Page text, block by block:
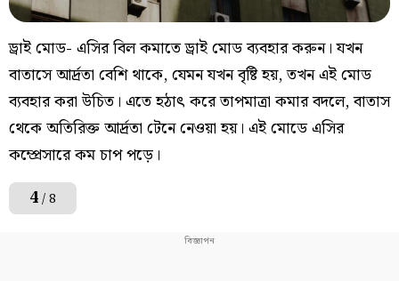
ড্রাই মোড- এসির বিল কমাতে ড্রাই মোড ব্যবহার করুন। যখন
বাতাসে আর্দ্রতা বেশি থাকে, যেমন যখন বৃষ্টি হয়, তখন এই মোড
ব্যবহার করা উচিত। এতে হঠাৎ করে তাপমাত্রা কমার বদলে, বাতাস
থেকে অতিরিক্ত আর্দ্রতা টেনে নেওয়া হয়। এই মোডে এসির
কম্প্রেসারে কম চাপ পড়ে।
4/ 8